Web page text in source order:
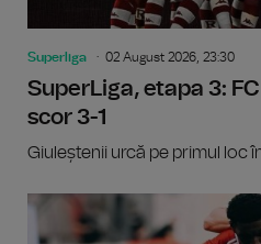
Superliga 02 August 2026, 23:30
SuperLiga, etapa 3:
scor 3-1
Giuleștenii urcă pe primul loc